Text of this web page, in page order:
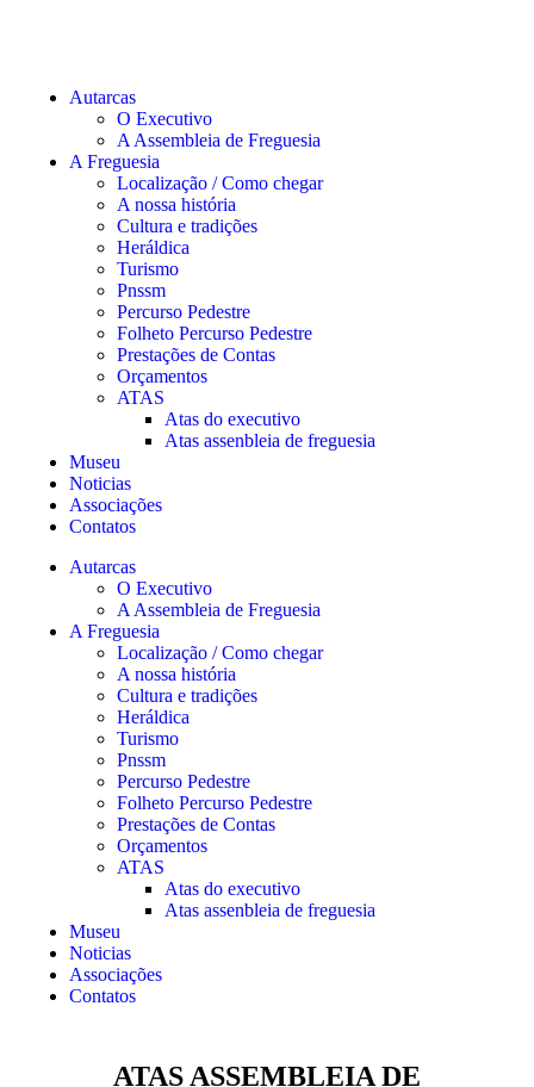
Autarcas
O Executivo
A Assembleia de Freguesia
A Freguesia
Localização / Como chegar
A nossa história
Cultura e tradições
Heráldica
Turismo
Pnssm
Percurso Pedestre
Folheto Percurso Pedestre
Prestações de Contas
Orçamentos
ATAS
Atas do executivo
Atas assenbleia de freguesia
Museu
Noticias
Associações
Contatos
Autarcas
O Executivo
A Assembleia de Freguesia
A Freguesia
Localização / Como chegar
A nossa história
Cultura e tradições
Heráldica
Turismo
Pnssm
Percurso Pedestre
Folheto Percurso Pedestre
Prestações de Contas
Orçamentos
ATAS
Atas do executivo
Atas assenbleia de freguesia
Museu
Noticias
Associações
Contatos
ATAS ASSEMBLEIA DE